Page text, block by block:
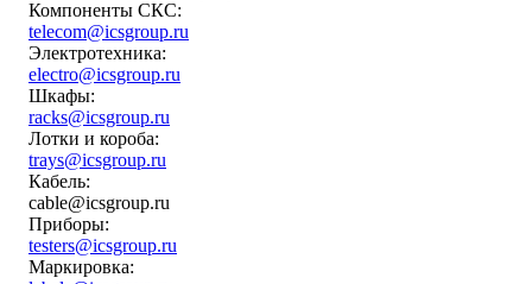
Компоненты СКС:
telecom@icsgroup.ru
Электротехника:
electro@icsgroup.ru
Шкафы:
racks@icsgroup.ru
Лотки и короба:
trays@icsgroup.ru
Кабель:
cable@icsgroup.ru
Приборы:
testers@icsgroup.ru
Маркировка: